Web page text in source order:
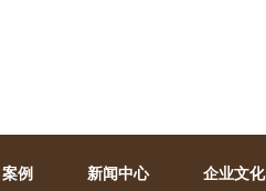
例 新闻中心 企业文化